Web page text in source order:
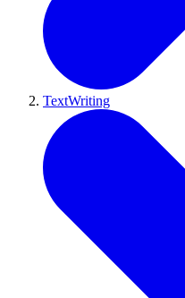
TextWriting